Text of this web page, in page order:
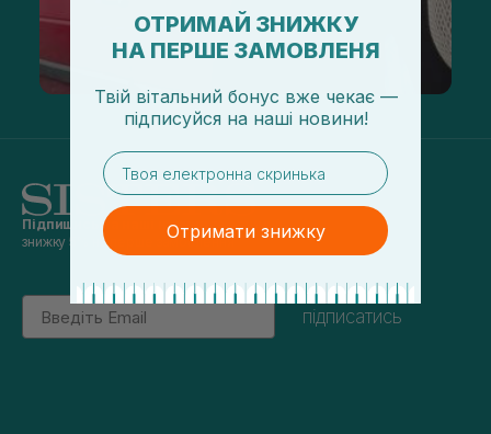
Підпишись на наші новинита отримуй
знижку 5% на перше замовлення
Email
підписатись
ОТРИМАЙ ЗНИЖКУ
НА ПЕРШЕ ЗАМОВЛЕНЯ
Твій вітальний бонус вже чекає —
підписуйся на наші новини!
email
Отримати знижку